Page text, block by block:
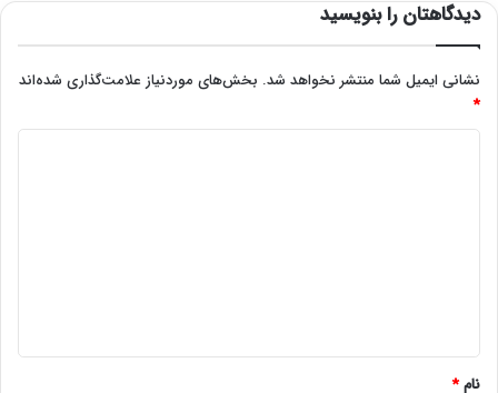
دیدگاهتان را بنویسید
نشانی ایمیل شما منتشر نخواهد شد. بخش‌های موردنیاز علامت‌گذاری شده‌اند
*
نام*